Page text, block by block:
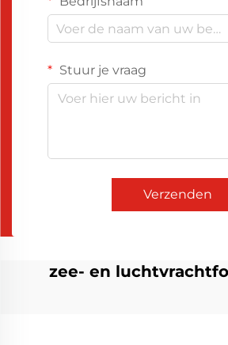
Stuur je vraag
Verzenden
zee- en